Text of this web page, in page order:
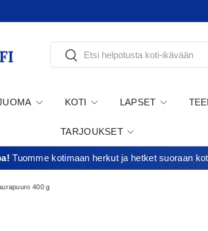
Etsi
KOTI LAPSET
TARJOUKSET
Tuomme kotimaan herkut ja hetket suoraan
400 g